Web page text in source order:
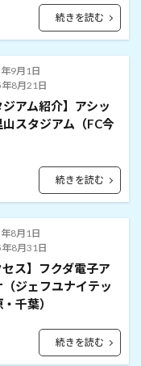
続きを読む
9月1日
8月21日
ジアム紹介】アシッ
山スタジアム（FC今
続きを読む
8月1日
8月31日
セス】フクダ電子ア
（ジェフユナイテッ
千葉）
続きを読む